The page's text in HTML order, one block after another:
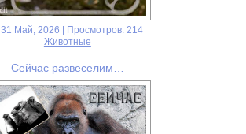
31 Май, 2026 | Просмотров: 214
Животные
Сейчас развеселим…